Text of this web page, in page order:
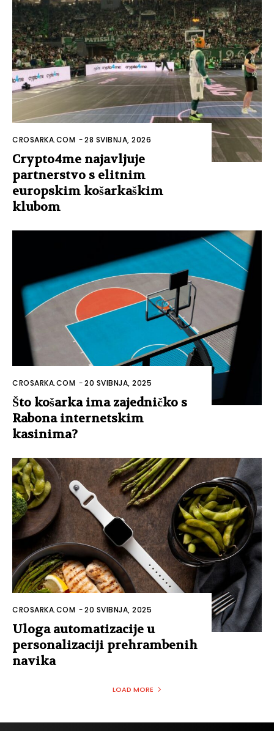
CROSARKA.COM -28 SVIBNJA, 2026
Crypto4me najavljuje
partnerstvo s elitnim
europskim košarkaškim
klubom
CROSARKA.COM -20 SVIBNJA, 2025
Što košarka ima zajedničko s
Rabona internetskim
kasinima?
CROSARKA.COM -20 SVIBNJA, 2025
Uloga automatizacije u
personalizaciji prehrambenih
navika
LOAD MORE